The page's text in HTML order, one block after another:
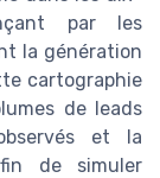
par les
la génération
cartographie
de leads
et la
de simuler